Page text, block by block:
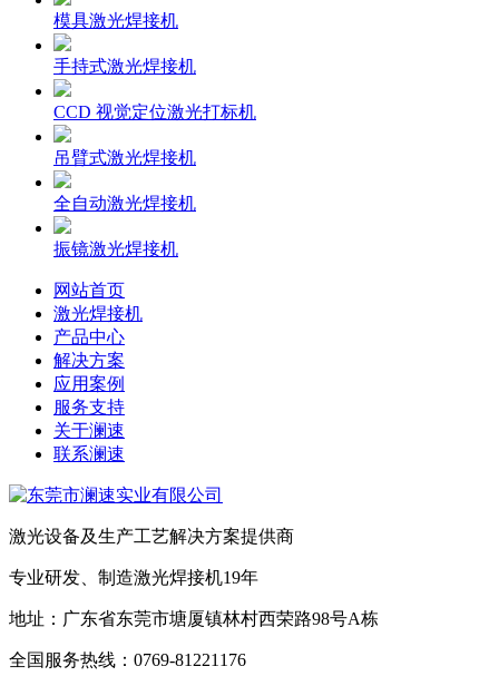
模具激光焊接机
手持式激光焊接机
CCD 视觉定位激光打标机
吊臂式激光焊接机
全自动激光焊接机
振镜激光焊接机
网站首页
激光焊接机
产品中心
解决方案
应用案例
服务支持
关于澜速
联系澜速
激光设备及生产工艺解决方案提供商
专业研发、制造激光焊接机19年
地址：广东省东莞市塘厦镇林村西荣路98号A栋
全国服务热线：0769-81221176